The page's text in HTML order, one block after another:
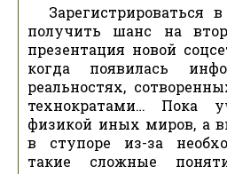
Зарегистрироваться
получить шанс на
презентация новой
когда появилась
реальностях,
технократами… Пока
физикой иных миров, а
в ступоре из-за
такие сложные